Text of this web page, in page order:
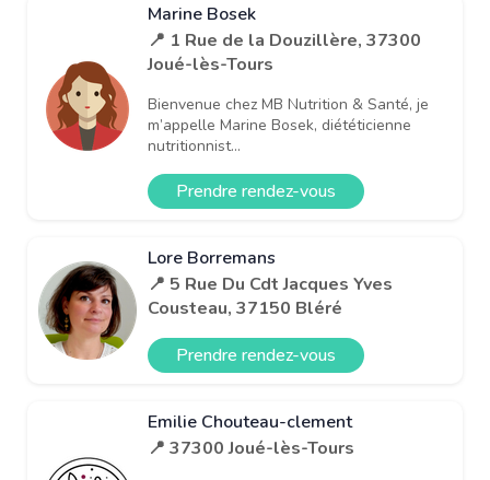
Marine Bosek
📍 1 Rue de la Douzillère, 37300
Joué-lès-Tours
Bienvenue chez MB Nutrition & Santé, je
m’appelle Marine Bosek, diététicienne
nutritionnist...
Prendre rendez-vous
Lore Borremans
📍 5 Rue Du Cdt Jacques Yves
Cousteau, 37150 Bléré
Prendre rendez-vous
Emilie Chouteau-clement
📍 37300 Joué-lès-Tours